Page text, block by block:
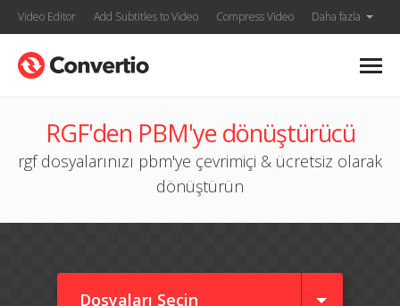
Video Editor Add Subtitles to Video Compress Video Daha fazla
RGF'den PBM'ye dönüştürücü
rgf dosyalarınızı pbm'ye çevrimiçi & ücretsiz olarak
dönüştürün
Dosyaları Seçin